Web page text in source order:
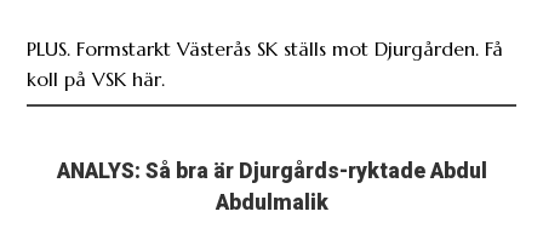
PLUS. Formstarkt Västerås SK ställs mot Djurgården. Få
koll på VSK här.
ANALYS: Så bra är Djurgårds-ryktade Abdul
Abdulmalik